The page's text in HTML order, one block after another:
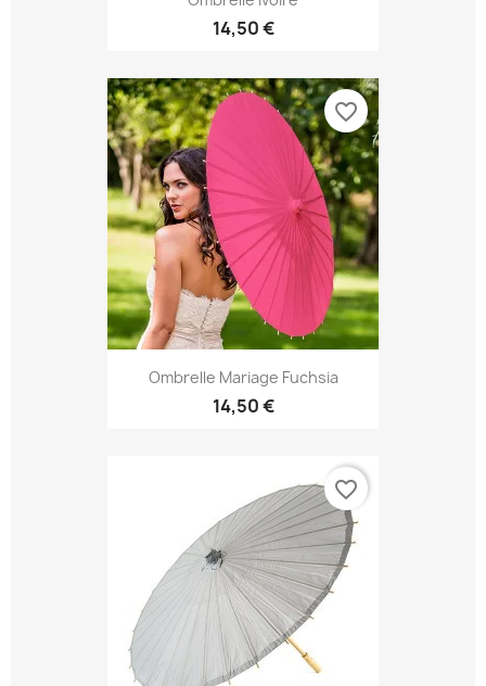
14,50 €
Ombrelle Mariage Fuchsia
14,50 €
favorite_border
favorite_border